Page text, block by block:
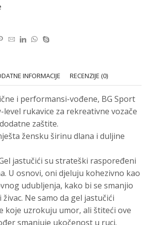
INFORMACIJE RECENZIJE (0)
i performansi-vođene, BG Sport
rukavice za rekreativne vozače
zaštite.
žensku širinu dlana i duljine
jastučići su strateški raspoređeni
U osnovi, oni djeluju kohezivno kao
udubljenja, kako bi se smanjio
Ne samo da gel jastučići
koje uzrokuju umor, ali štiteći ove
smanjuje ukočenost u ruci.